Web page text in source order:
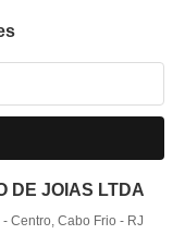
DE JOIAS LTDA
-Centro, Cabo Frio - RJ